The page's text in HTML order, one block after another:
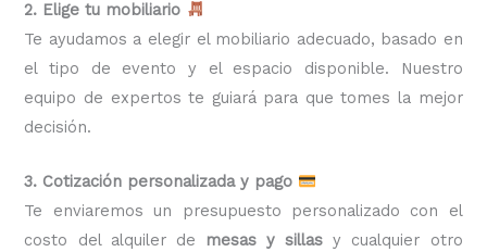
2. Elige tu mobiliario
Te ayudamos a elegir el mobiliario adecuado, basado en
el tipo de evento y el espacio disponible. Nuestro
equipo de expertos te guiará para que tomes la mejor
decisión.
3. Cotización personalizada y pago
Te enviaremos un presupuesto personalizado con el
costo del alquiler de
mesas y sillas y cualquier otro